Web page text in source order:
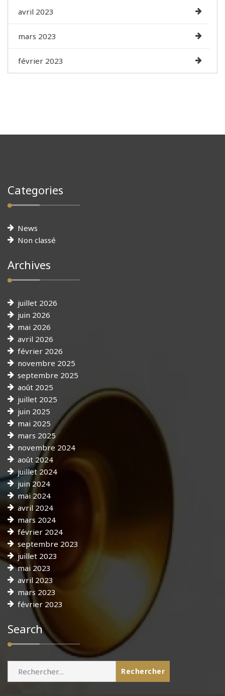
avril 2023
mars 2023
février 2023
Categories
News
Non classé
Archives
juillet 2026
juin 2026
mai 2026
avril 2026
février 2026
novembre 2025
septembre 2025
août 2025
juillet 2025
juin 2025
mai 2025
mars 2025
novembre 2024
août 2024
juillet 2024
juin 2024
mai 2024
avril 2024
mars 2024
février 2024
septembre 2023
juillet 2023
mai 2023
avril 2023
mars 2023
février 2023
Search